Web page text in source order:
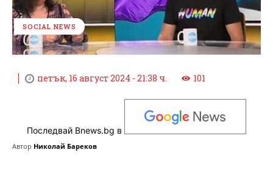
SOCIAL NEWS
петък, 16 август 2024 - 21:38 ч. 101
Последвай Bnews.bg в
Автор Николай Бареков